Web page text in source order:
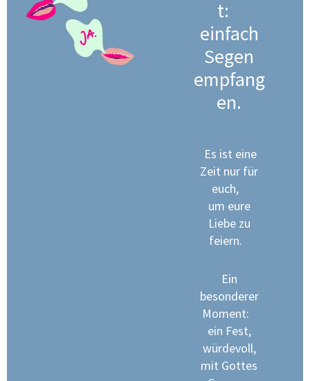
t:
einfach
Segen
empfang
en.
Es ist eine
Zeit nur für
euch,
um eure
Liebe zu
feiern.
Ein
besonderer
Moment:
ein Fest,
würdevoll,
mit Gottes